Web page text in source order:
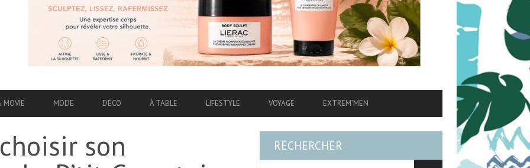
MOVIE MODE DÉCO À TABLE LIFESTYLE VOYAGE EXTREM’MEN
son
RECHERCHER